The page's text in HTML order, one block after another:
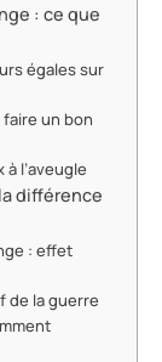
: ce que
égales sur
un bon
l’aveugle
différence
: effet
de la guerre